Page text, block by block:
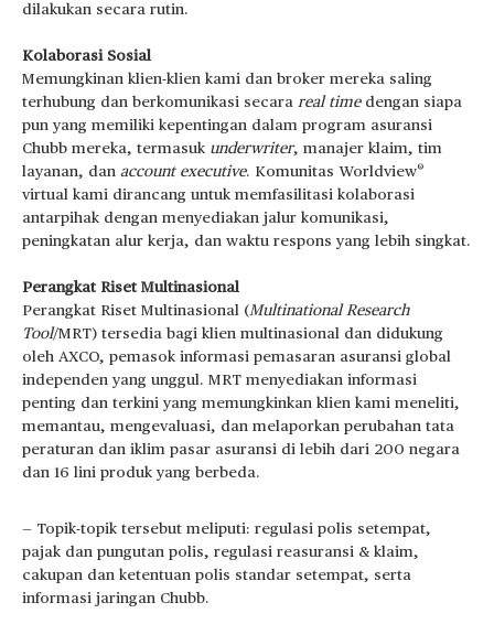
dilakukan secara rutin.
Kolaborasi Sosial
Memungkinan klien-klien kami dan broker mereka saling
terhubung dan berkomunikasi secara real time dengan siapa
pun yang memiliki kepentingan dalam program asuransi
Chubb mereka, termasuk underwriter, manajer klaim, tim
layanan, dan account executive. Komunitas Worldview®
virtual kami dirancang untuk memfasilitasi kolaborasi
antarpihak dengan menyediakan jalur komunikasi,
peningkatan alur kerja, dan waktu respons yang lebih singkat.
Perangkat Riset Multinasional
Perangkat Riset Multinasional (Multinational Research
Tool/MRT) tersedia bagi klien multinasional dan didukung
oleh AXCO, pemasok informasi pemasaran asuransi global
independen yang unggul. MRT menyediakan informasi
penting dan terkini yang memungkinkan klien kami meneliti,
memantau, mengevaluasi, dan melaporkan perubahan tata
peraturan dan iklim pasar asuransi di lebih dari 200 negara
dan 16 lini produk yang berbeda.
— Topik-topik tersebut meliputi: regulasi polis setempat,
pajak dan pungutan polis, regulasi reasuransi & klaim,
cakupan dan ketentuan polis standar setempat, serta
informasi jaringan Chubb.